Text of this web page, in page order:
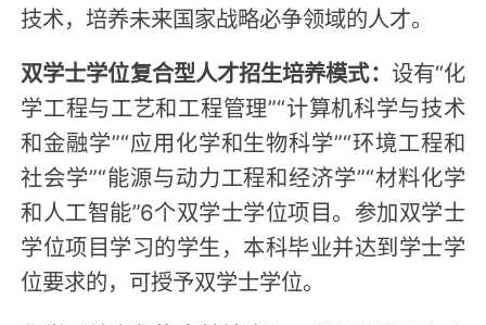
技术，培养未来国家战略必争领域的人才。
双学士学位复合型人才招生培养模式： 设有“化
学工程与工艺和工程管理”“计算机科学与技术
和金融学”“应用化学和生物科学”“环境工程和
社会学”“能源与动力工程和经济学”“材料化学
和人工智能”6个双学士学位项目。参加双学士
学位项目学习的学生，本科毕业并达到学士学
位要求的，可授予双学士学位。